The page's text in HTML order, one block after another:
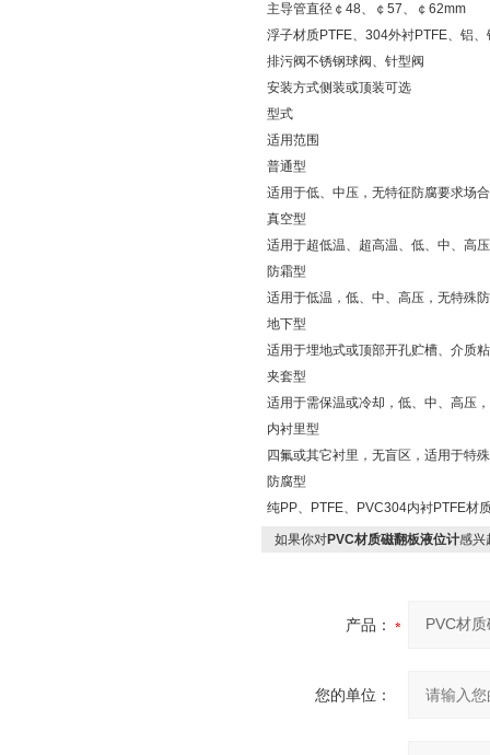
主导管直径￠48、￠57、￠62mm
浮子材质PTFE、304外衬PTFE、铝、
排污阀不锈钢球阀、针型阀
安装方式侧装或顶装可选
型式
适用范围
普通型
适用于低、中压，无特征防腐要求场合
真空型
适用于超低温、超高温、低、中、高
防霜型
适用于低温，低、中、高压，无特殊
地下型
适用于埋地式或顶部开孔贮槽、介质
夹套型
适用于需保温或冷却，低、中、高压
内衬里型
四氟或其它衬里，无盲区，适用于特
防腐型
纯PP、PTFE、PVC304内衬PTFE材
如果你对PVC材质磁翻板液位计感兴
产品：
您的单位：